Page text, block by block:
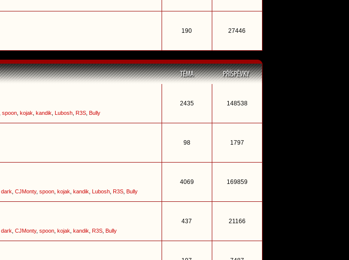
190 27446
spoon, kojak kandik Lubosh, R3S, Bully
2435 148538
98 1797
dark CJMonty, spoon, kojak kandik Lubosh, R3S, Bully
4069 169859
dark CJMonty, spoon, kojak kandik R3S, Bully
437 21166